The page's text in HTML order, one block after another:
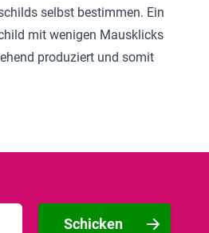
selbst bestimmen. Ein
mit wenigen Mausklicks
produziert und somit
Schicken